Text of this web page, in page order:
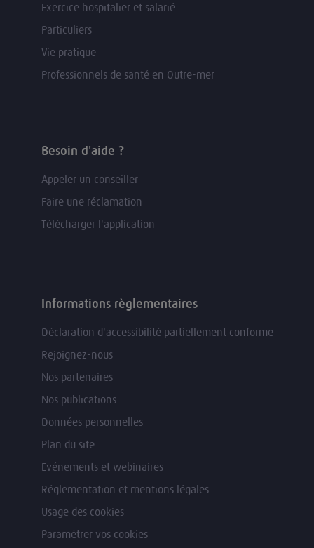
Exercice hospitalier et salarié
Particuliers
Vie pratique
Professionnels de santé en Outre-mer
Besoin d'aide ?
Appeler un conseiller
Faire une réclamation
Télécharger l'application
Informations règlementaires
Déclaration d'accessibilité partiellement conforme
Rejoignez-nous
Nos partenaires
Nos publications
Données personnelles
Plan du site
Evénements et webinaires
Réglementation et mentions légales
Usage des cookies
Paramétrer vos cookies